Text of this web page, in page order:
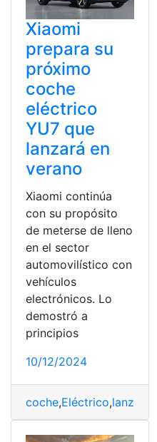
Xiaomi
prepara su
próximo
coche
eléctrico
YU7 que
lanzará en
verano
Xiaomi continúa
con su propósito
de meterse de lleno
en el sector
automovilístico con
vehículos
electrónicos. Lo
demostró a
principios
10/12/2024
coche,Eléctrico,lanzará